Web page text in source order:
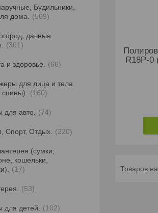
R18P-0
Будильники,
дома.
569
дачные
301
и здоровье. 66
для лица и тела
160
для авто. 74
Спорт, Отдых. 220
(сумки,
кошельки,
17
53
для детей. 102